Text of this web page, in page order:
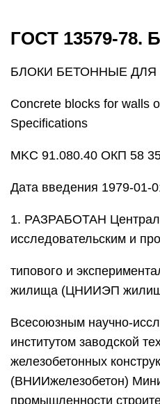
ГОСТ 13579-78.
БЛОКИ БЕТОННЫЕ
Concrete blocks for walls
Specifications
MKC 91.080.40 ОКП 58
Дата введения 1979-01-
1. РАЗРАБОТАН
исследовательским и
типового и
жилища (ЦНИИЭП
Всесоюзным научно-
институтом заводской
железобетонных
(ВНИИжелезобетон)
промышленности